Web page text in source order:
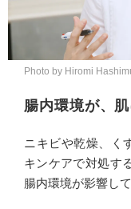
Photo by Hiromi
腸内環境が、
ニキビや乾燥、く
キンケアで対処す
腸内環境が影響し